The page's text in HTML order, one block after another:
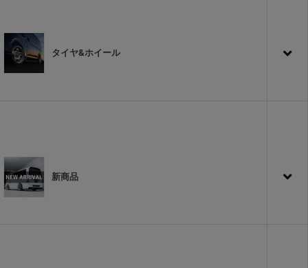
タイヤ&ホイール
新商品